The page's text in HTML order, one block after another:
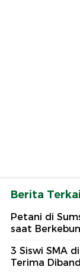
Berita
Petani di
saat Berkebun
3 Siswi SMA
Terima